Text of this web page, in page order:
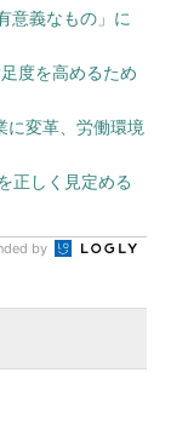
意義なもの」に
度を高めるため
に変革、労働環境
正しく見定める
by